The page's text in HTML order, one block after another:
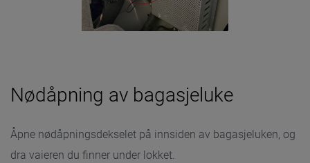
Nødåpning av bagasjeluke
Åpne nødåpningsdekselet på innsiden av bagasjeluken, og
dra vaieren du finner under lokket.